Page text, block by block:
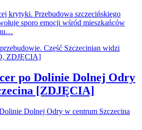
krytyki. Przebudowa szczecińskiego
sporo emocji wśród mieszkańców
po Dolinie Dolnej Odry
[ZDJĘCIA]